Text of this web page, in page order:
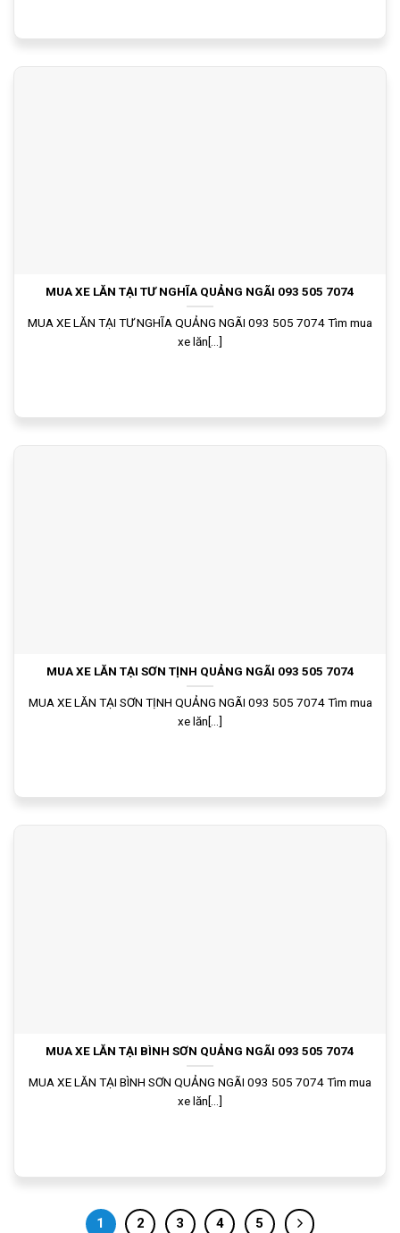
MUA XE LĂN TẠI TƯ NGHĨA QUẢNG NGÃI 093 505 7074
MUA XE LĂN TẠI TƯ NGHĨA QUẢNG NGÃI 093 505 7074 Tìm mua
xe lăn[...]
MUA XE LĂN TẠI SƠN TỊNH QUẢNG NGÃI 093 505 7074
MUA XE LĂN TẠI SƠN TỊNH QUẢNG NGÃI 093 505 7074 Tìm mua
xe lăn[...]
MUA XE LĂN TẠI BÌNH SƠN QUẢNG NGÃI 093 505 7074
MUA XE LĂN TẠI BÌNH SƠN QUẢNG NGÃI 093 505 7074 Tìm mua
xe lăn[...]
1 2 3 4 5